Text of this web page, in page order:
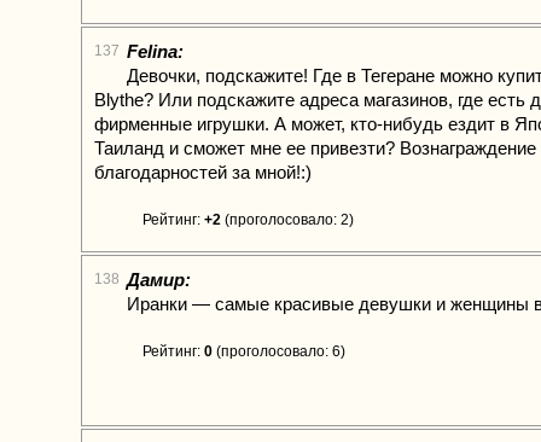
137 Felina:
Девочки, подскажите! Где в Тегеране можно
Blythe? Или подскажите адреса магазинов, где есть
фирменные игрушки. А может, кто-нибудь ездит в
Таиланд и сможет мне ее привезти? Вознаграждение
благодарностей за мной!:)
Рейтинг: +2 (проголосовало: 2)
138 Дамир:
Иранки — самые красивые девушки и женщины
Рейтинг: 0 (проголосовало: 6)